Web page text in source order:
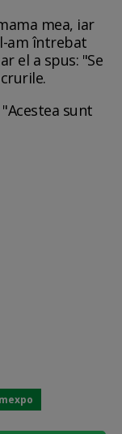
mea, iar
am întrebat
el a spus: "Se
sunt